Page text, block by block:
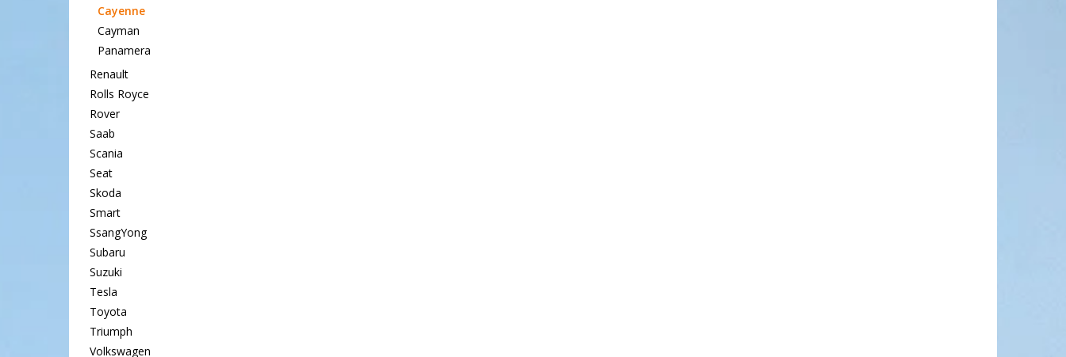
Cayenne
Cayman
Panamera
Renault
Rolls Royce
Rover
Saab
Scania
Seat
Skoda
Smart
SsangYong
Subaru
Suzuki
Tesla
Toyota
Triumph
Volkswagen